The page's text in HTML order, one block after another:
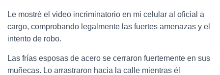
Le mostré el video incriminatorio en mi celular al oficial a
cargo, comprobando legalmente las fuertes amenazas y el
intento de robo.
Las frías esposas de acero se cerraron fuertemente en sus
muñecas. Lo arrastraron hacia la calle mientras él